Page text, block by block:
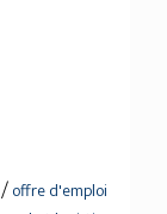
/offre d'emploi